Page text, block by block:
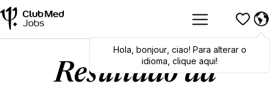
Hola,bonjour,ciao! To switch
languages, click here!
Hola bonjour, ciao! Para alterar o
idioma, clique aqui!
Resultado da